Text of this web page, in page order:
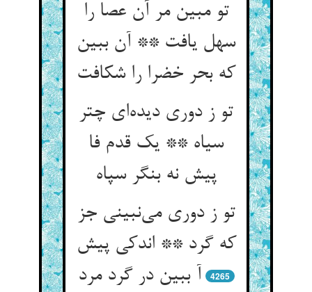
تو مبین مر آن عصا را
سهل یافت ** آن ببین
که بحر خضرا را شکافت
تو ز دوری دیده‌ای چتر
سیاه ** یک قدم فا
پیش نه بنگر سپاه
تو ز دوری می‌نبینی جز
که گرد ** اندکی پیش
آ ببین در گرد مرد
4265